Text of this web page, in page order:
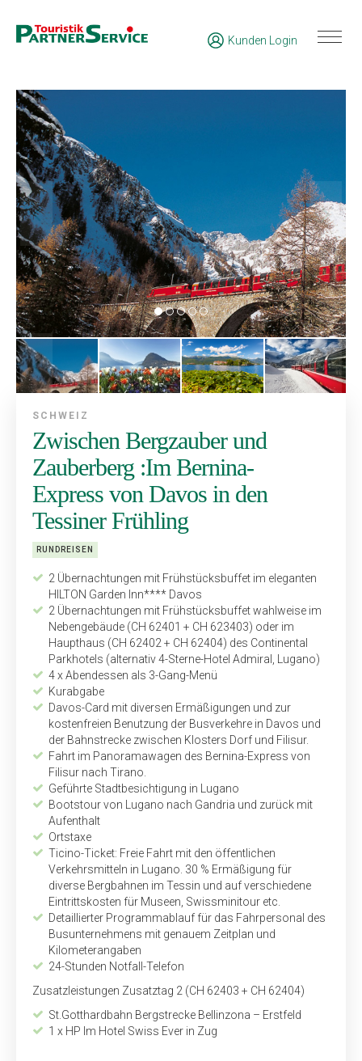
Kunden Login
SCHWEIZ
Zwischen Bergzauber und
Zauberberg :Im Bernina-
Express von Davos in den
Tessiner Frühling
RUNDREISEN
2 Übernachtungen mit Frühstücksbuffet im eleganten
HILTON Garden Inn**** Davos
2 Übernachtungen mit Frühstücksbuffet wahlweise im
Nebengebäude (CH 62401 + CH 623403) oder im
Haupthaus (CH 62402 + CH 62404) des Continental
Parkhotels (alternativ 4-Sterne-Hotel Admiral, Lugano)
4 x Abendessen als 3-Gang-Menü
Kurabgabe
Davos-Card mit diversen Ermäßigungen und zur
kostenfreien Benutzung der Bus­verkehre in Davos und
der Bahnstrecke zwischen Klosters Dorf und Filisur.
Fahrt im Panoramawagen des Bernina-Express von
Filisur nach Tirano.
Geführte Stadtbesichtigung in Lugano
Bootstour von Lugano nach Gandria und zurück mit
Aufenthalt
Ortstaxe
Ticino-Ticket: Freie Fahrt mit den öffentlichen
Verkehrsmitteln in Lugano. 30 % Ermäßigung für
diverse Bergbahnen im Tessin und auf verschiedene
Eintrittskosten für Museen, Swissminitour etc.
Detaillierter Programmablauf für das Fahrpersonal des
Busunternehmens mit genauem Zeitplan und
Kilometerangaben
24-Stunden Notfall-Telefon
Zusatzleistungen Zusatztag 2 (CH 62403 + CH 62404)
St.Gotthardbahn Bergstrecke Bellinzona – Erstfeld
1 x HP Im Hotel Swiss Ever in Zug